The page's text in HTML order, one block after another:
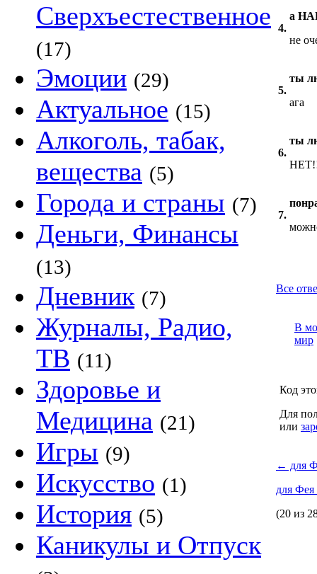
Сверхъестественное
(17)
Эмоции (29)
Актуальное (15)
Алкоголь, табак,
вещества (5)
Города и страны (7)
Деньги, Финансы
(13)
Дневник (7)
Журналы, Радио,
ТВ (11)
Здоровье и
Медицина (21)
Игры (9)
Искусство (1)
История (5)
Каникулы и Отпуск
4.
а
не
5.
ты
ага
6.
ты
7.
Все
В
мир
Код
Для
или
← для
для
(20 из